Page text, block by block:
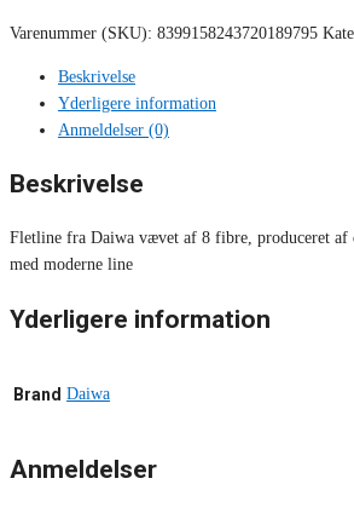
Varenummer (SKU): 8399158243720189795
Beskrivelse
Yderligere information
Anmeldelser (0)
Beskrivelse
Fletline fra Daiwa vævet af 8 fibre, produceret
med moderne line
Yderligere information
Brand Daiwa
Anmeldelser